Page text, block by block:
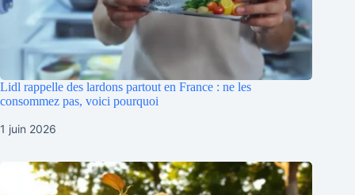
Lidl rappelle des lardons partout en France : ne les
consommez pas, voici pourquoi
1 juin 2026